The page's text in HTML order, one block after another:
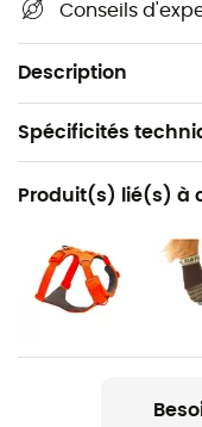
Conseils
Description
avec finition
Boucles : ITW
Spécificités
Recommandé pour
Canirando /
Genre
Homme / Femme
Nom du produit
Produit(s) lié(s) à